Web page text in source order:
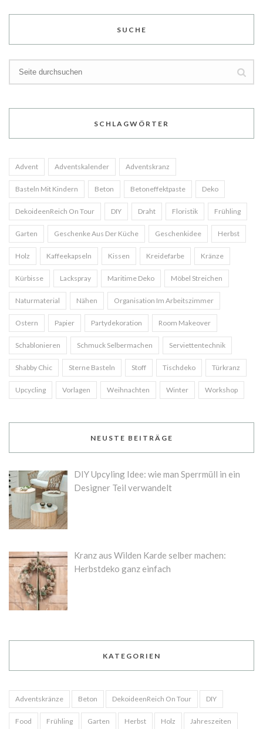
SUCHE
SCHLAGWÖRTER
Advent Adventskalender Adventskranz
Basteln Mit Kindern Beton Betoneffektpaste Deko
DekoideenReich On Tour DIY Draht Floristik Frühling
Garten Geschenke Aus Der Küche Geschenkidee Herbst
Holz Kaffeekapseln Kissen Kreidefarbe Kränze
Kürbisse Lackspray Maritime Deko Möbel Streichen
Naturmaterial Nähen Organisation Im Arbeitszimmer
Ostern Papier Partydekoration Room Makeover
Schablonieren Schmuck Selbermachen Serviettentechnik
Shabby Chic Sterne Basteln Stoff Tischdeko Türkranz
Upcycling Vorlagen Weihnachten Winter Workshop
NEUSTE BEITRÄGE
DIY Upcyling Idee: wie man Sperrmüll in ein
Designer Teil verwandelt
Kranz aus Wilden Karde selber machen:
Herbstdeko ganz einfach
KATEGORIEN
Adventskränze Beton DekoideenReich On Tour DIY
Food Frühling Garten Herbst Holz Jahreszeiten